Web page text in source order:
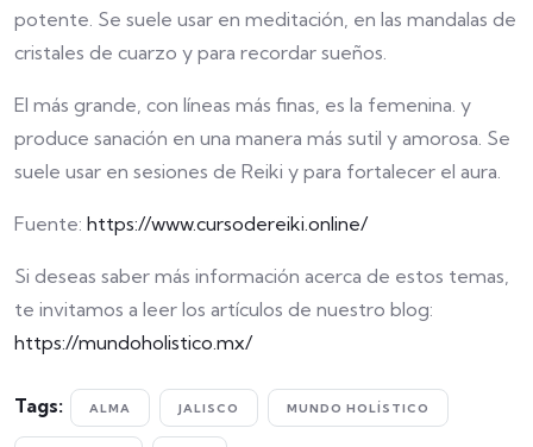
potente. Se suele usar en meditación, en las mandalas de
cristales de cuarzo y para recordar sueños.
El más grande, con líneas más finas, es la femenina. y
produce sanación en una manera más sutil y amorosa. Se
suele usar en sesiones de Reiki y para fortalecer el aura.
Fuente: https://www.cursodereiki.online/
Si deseas saber más información acerca de estos temas,
te invitamos a leer los artículos de nuestro blog:
https://mundoholistico.mx/
Tags: ALMA JALISCO MUNDO HOLÍSTICO